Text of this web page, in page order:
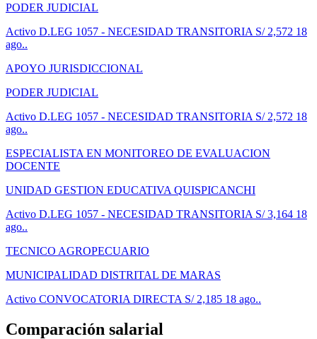
PODER JUDICIAL
Activo D.LEG 1057 - NECESIDAD TRANSITORIA S/ 2,572 18
ago..
APOYO JURISDICCIONAL
PODER JUDICIAL
Activo D.LEG 1057 - NECESIDAD TRANSITORIA S/ 2,572 18
ago..
ESPECIALISTA EN MONITOREO DE EVALUACION
DOCENTE
UNIDAD GESTION EDUCATIVA QUISPICANCHI
Activo D.LEG 1057 - NECESIDAD TRANSITORIA S/ 3,164 18
ago..
TECNICO AGROPECUARIO
MUNICIPALIDAD DISTRITAL DE MARAS
Activo CONVOCATORIA DIRECTA S/ 2,185 18 ago..
Comparación salarial